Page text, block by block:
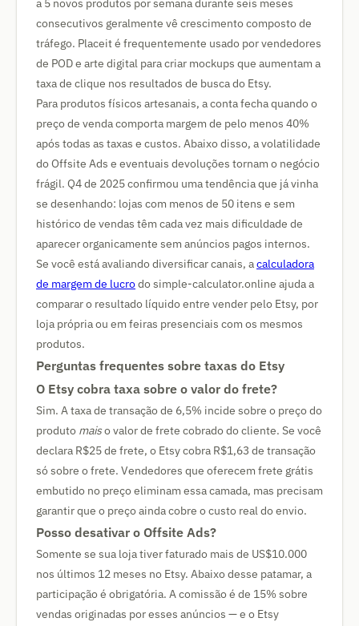
a 5 novos produtos por semana durante seis meses
consecutivos geralmente vê crescimento composto de
tráfego. Placeit é frequentemente usado por vendedores
de POD e arte digital para criar mockups que aumentam a
taxa de clique nos resultados de busca do Etsy.
Para produtos físicos artesanais, a conta fecha quando o
preço de venda comporta margem de pelo menos 40%
após todas as taxas e custos. Abaixo disso, a volatilidade
do Offsite Ads e eventuais devoluções tornam o negócio
frágil. Q4 de 2025 confirmou uma tendência que já vinha
se desenhando: lojas com menos de 50 itens e sem
histórico de vendas têm cada vez mais dificuldade de
aparecer organicamente sem anúncios pagos internos.
Se você está avaliando diversificar canais, acalculadora
de margem de lucrodo simple-calculator.online ajuda a
comparar o resultado líquido entre vender pelo Etsy, por
loja própria ou em feiras presenciais com os mesmos
produtos.
Perguntas frequentes sobre taxas do Etsy
O Etsy cobra taxa sobre o valor do frete?
Sim. A taxa de transação de 6,5% incide sobre o preço do
produto maiso valor de frete cobrado do cliente. Se você
declara R$25 de frete, o Etsy cobra R$1,63 de transação
só sobre o frete. Vendedores que oferecem frete grátis
embutido no preço eliminam essa camada, mas precisam
garantir que o preço ainda cobre o custo real do envio.
Posso desativar o Offsite Ads?
Somente se sua loja tiver faturado mais de US$10.000
nos últimos 12 meses no Etsy. Abaixo desse patamar, a
participação é obrigatória. A comissão é de 15% sobre
vendas originadas por esses anúncios — e o Etsy